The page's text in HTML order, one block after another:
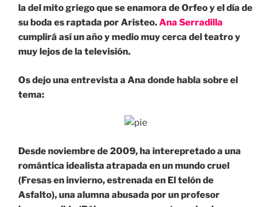
la del mito griego que se enamora de Orfeo y el día de
su boda es raptada por Aristeo.Ana Serradilla
cumplirá así un año y medio muy cerca del teatro y
muy lejos de la televisión.
Os dejo una entrevista a Ana donde habla sobre el
tema:
Desde noviembre de 2009, ha interepretado a una
romántica idealista atrapada en un mundo cruel
(Fresas en invierno, estrenada en El telón de
Asfalto), una alumna abusada por un profesor